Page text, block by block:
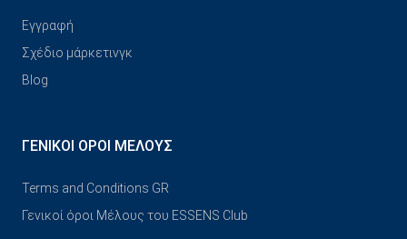
Εγγραφή
Σχέδιο μάρκετινγκ
Blog
ΓΕΝΙΚΟΊ ΌΡΟΙ ΜΈΛΟΥΣ
Terms and Conditions GR
Γενικοί όροι Μέλους του ESSENS Club